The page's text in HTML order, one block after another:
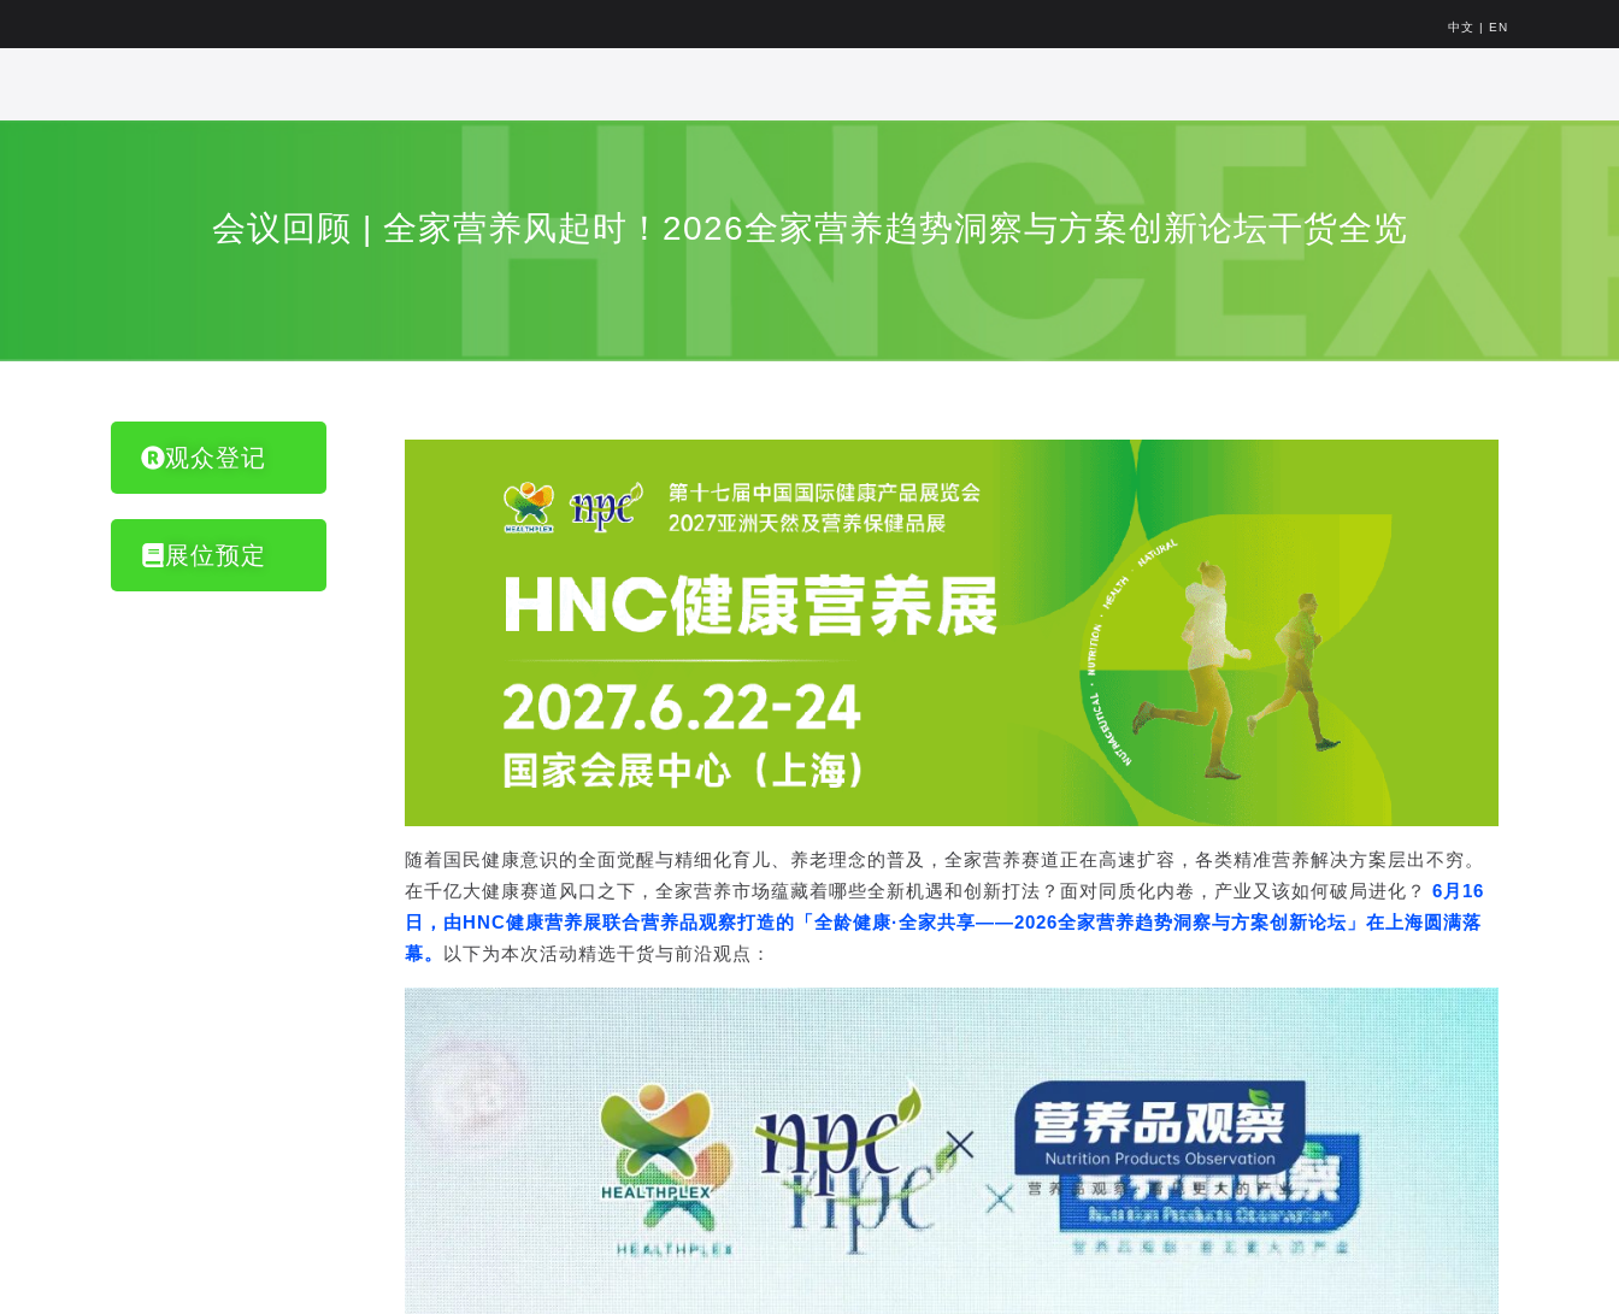
中文 | EN
会议回顾 | 全家营养风起时！2026全家营养趋势洞察与方案创新论坛干货全览
观众登记
展位预定
随着国民健康意识的全面觉醒与精细化育儿、养老理念的普及，全家营养赛道正在高速扩容，各类精准营养解决方案层出不穷。
在千亿大健康赛道风口之下，全家营养市场蕴藏着哪些全新机遇和创新打法？面对同质化内卷，产业又该如何破局进化？ 6月16
日，由HNC健康营养展联合营养品观察打造的「全龄健康·全家共享——2026全家营养趋势洞察与方案创 新论坛」在上海圆满落
幕。
以下为本次活动精选干货与前沿观点：